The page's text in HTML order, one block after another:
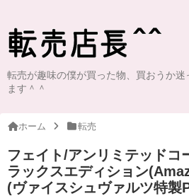
転売が趣味の僕が買った物、買おうか迷
ます＾＾
ホーム 転売
フェイト/アンリミテッドコ
ラックスエディション
(ヴァイスシュヴァルツ特製